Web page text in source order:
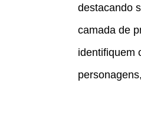
destacando
camada de
identifiquem